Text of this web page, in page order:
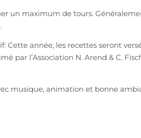
un maximum de tours.
Cette année, les recettes seront
par l’Association N. Arend & C.
musique, animation et bonne